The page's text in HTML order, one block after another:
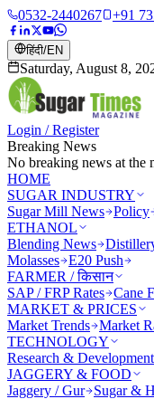
0532-2440267 +91
हिंदी/EN
Saturday, August 8,
Login / Register
Breaking News
No breaking news at the
HOME
SUGAR INDUSTRY
Sugar Mill News Policy
ETHANOL
Blending News
Molasses E20 Push
FARMER / किसान
SAP / FRP Rates Cane
MARKET & PRICES
Market Trends Market
TECHNOLOGY
Research & Development
JAGGERY & FOOD
Jaggery / Gur
Sugar &